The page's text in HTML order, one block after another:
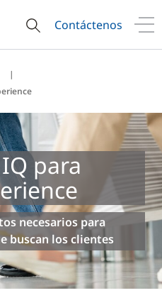
Contáctenos
para
necesarios para
buscan los clientes